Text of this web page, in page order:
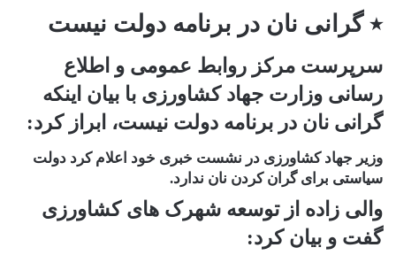
٭ گرانی نان در برنامه دولت نیست
سرپرست مرکز روابط عمومی و اطلاع
رسانی وزارت جهاد کشاورزی با بیان اینکه
گرانی نان در برنامه دولت نیست، ابراز کرد:
وزیر جهاد کشاورزی در نشست خبری خود اعلام کرد دولت
سیاستی برای گران کردن نان ندارد.
والی زاده از توسعه شهرک های کشاورزی
گفت و بیان کرد: